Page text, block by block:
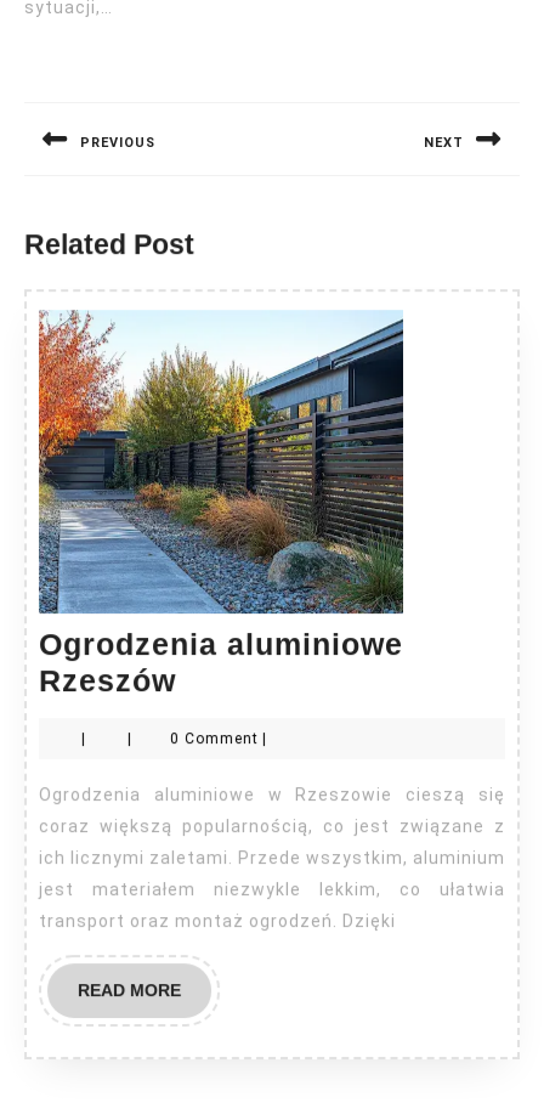
sytuacji,…
PREVIOUS NEXT
Related Post
Ogrodzenia aluminiowe
RzeszówOgrodzenia
Rzeszów
| | 0 Comment |
Ogrodzenia aluminiowe w Rzeszowie cieszą się
coraz większą popularnością, co jest związane z
ich licznymi zaletami. Przede wszystkim, aluminium
jest materiałem niezwykle lekkim, co ułatwia
transport oraz montaż ogrodzeń. Dzięki
READ MOREREAD
MORE